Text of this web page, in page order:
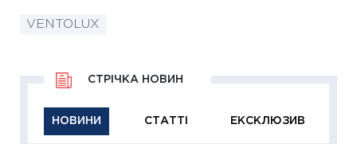
VENTOLUX
НОВИНИ СТАТТІ ЕКСКЛЮЗИВ
СТРІЧКА НОВИН